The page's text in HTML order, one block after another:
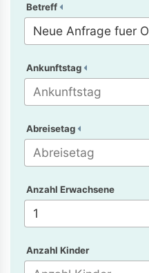
Betreff
Ankunftstag
Abreisetag
Anzahl Erwachsene
Anzahl Kinder